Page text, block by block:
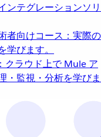
ンテグレーションソリ
者向けコース：実際の
びます。
クラウド上で Mule ア
・監視・分析を学びま